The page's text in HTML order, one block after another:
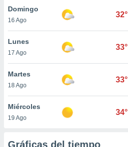
únicos
similares
como
IP
posible
traten tus
en
Para
Domingo
16 Ago
32°
Lunes
17 Ago
33°
Martes
18 Ago
33°
Miércoles
19 Ago
34°
Gráficas del tiempo